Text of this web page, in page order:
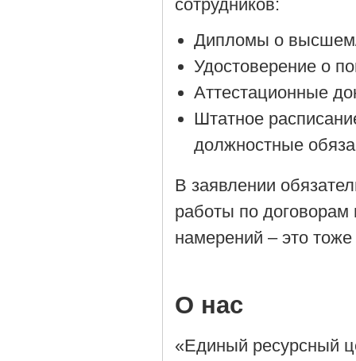
сотрудников:
Дипломы о
Удостоверение о
Аттестационные
Штатное
должностные
В заявлении
работы по договорам
намерений – это
О нас
«Единый ресурсный